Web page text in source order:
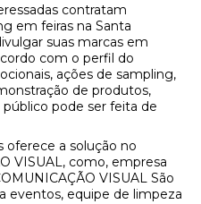
contratam
em feiras na Santa
suas marcas em
com o perfil do
ações de sampling,
de produtos,
pode ser feita de
oferece a solução no
VISUAL, como, empresa
VISUAL São
eventos, equipe de limpeza